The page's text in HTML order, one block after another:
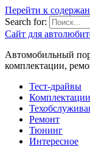
Перейти к
Search for:
Сайт для
Автомобильный
комплектации,
Тест-драйвы
Комплектации
Ремонт
Тюнинг
Интересное